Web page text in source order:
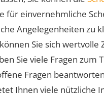
für einvernehmliche
Angelegenheiten zu
Sie sich
Sie viele Fragen
Fragen
Ihnen viele nützliche